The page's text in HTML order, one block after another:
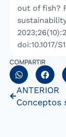
out of fish?
doi:10.1017/
COMPARTIR
ANTERIOR